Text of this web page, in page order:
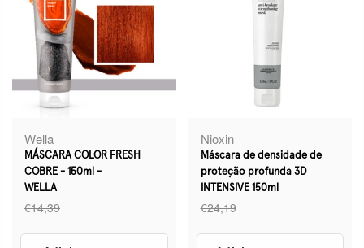
Wella
MÁSCARA COLOR FRESH
COBRE - 150ml -
WELLA
€14,39
Nioxin
Máscara de densidade de
proteção profunda 3D
INTENSIVE 150ml
€24,19